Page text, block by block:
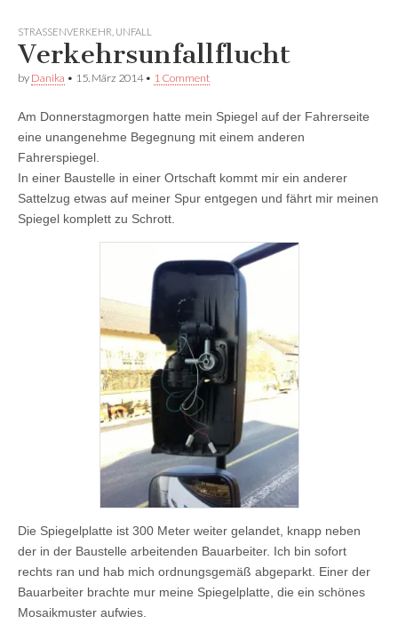
STRASSENVERKEHR UNFALL
Verkehrsunfallflucht
by Danika • 15. März 2014• 1 Comment
Am Donnerstagmorgen hatte mein Spiegel auf der Fahrerseite
eine unangenehme Begegnung mit einem anderen
Fahrerspiegel.
In einer Baustelle in einer Ortschaft kommt mir ein anderer
Sattelzug etwas auf meiner Spur entgegen und fährt mir meinen
Spiegel komplett zu Schrott.
Die Spiegelplatte ist 300 Meter weiter gelandet, knapp neben
der in der Baustelle arbeitenden Bauarbeiter. Ich bin sofort
rechts ran und hab mich ordnungsgemäß abgeparkt. Einer der
Bauarbeiter brachte mur meine Spiegelplatte, die ein schönes
Mosaikmuster aufwies.